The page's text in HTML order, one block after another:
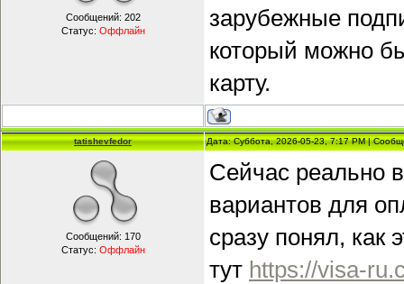
Сообщений: 202
Статус: Оффлайн
зарубежные
который можно
карту.
tatishevfedor Дата: Суббота, 2026-05-23, 7:17 PM |
Сообщений: 170
Статус: Оффлайн
Сейчас реально
вариантов для
сразу понял, как
тут https://visa-